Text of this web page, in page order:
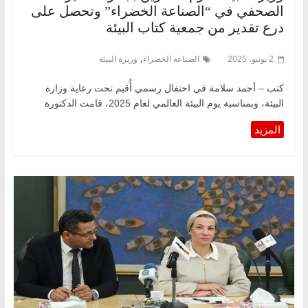
الصحفي في “الصناعة الخضراء” وتحصل على
درع تقدير من جمعية كتاب البيئة
2 يونيو، 2025 الصناعة الخضراء, وزيرة البيئة
كتب – أحمد سلامة في احتفال رسمي أُقيم تحت رعاية وزارة
البيئة، وبمناسبة يوم البيئة العالمي لعام 2025، قامت الدكتورة